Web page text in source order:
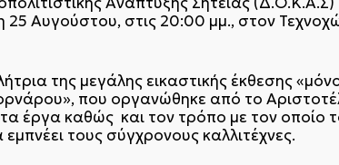
25 Αυγούστου, στις 20:00 μμ., στον
της μεγάλης εικαστικής έκθεσης
που οργανώθηκε από το
έργα καθώς και τον τρόπο με τον οποίο
τους σύγχρονους καλλιτέχνες.